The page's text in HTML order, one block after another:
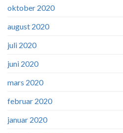
oktober 2020
august 2020
juli 2020
juni 2020
mars 2020
februar 2020
januar 2020